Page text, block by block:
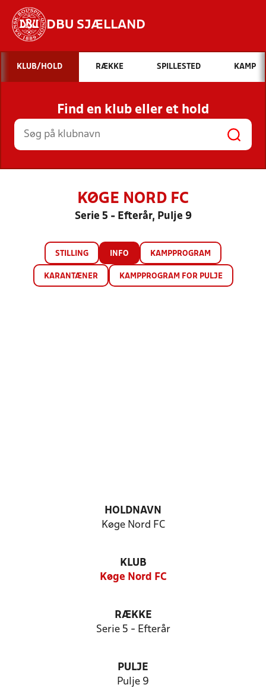
DBU SJÆLLAND
Hvad vil du søge efter?
INDHOLD OG NYHEDER
STILLINGER, RESULTATER, KLUBBER OG
HOLD
KLUB/HOLD RÆKKE SPILLESTED KAMP
Find en klub eller et hold
KØGE NORD FC
Serie 5 - Efterår, Pulje 9
STILLING INFO KAMPPROGRAM
KARANTÆNER KAMPPROGRAM FOR PULJE
HOLDNAVN
Køge Nord FC
KLUB
Køge Nord FC
RÆKKE
Serie 5 - Efterår
PULJE
Pulje 9